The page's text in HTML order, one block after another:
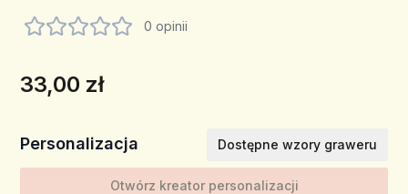
0 opinii
33,00 zł
Personalizacja Dostępne wzory graweru
Otwórz kreator personalizacji